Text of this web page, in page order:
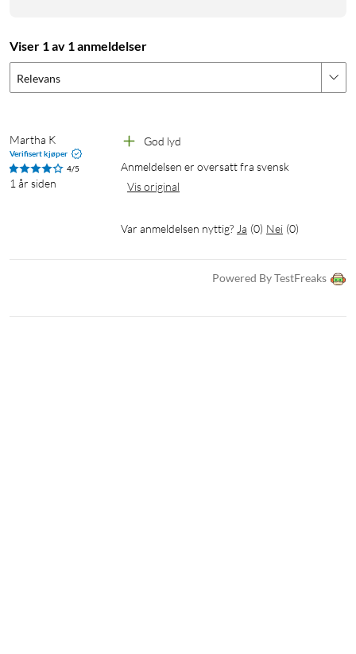
Viser 1 av 1 anmeldelser
Relevans
Martha K
Verifisert kjøper
4/5
1 år siden
God lyd
Anmeldelsen er oversatt fra svensk
Vis original
Var anmeldelsen nyttig? Ja (0) Nei (0)
Powered By TestFreaks